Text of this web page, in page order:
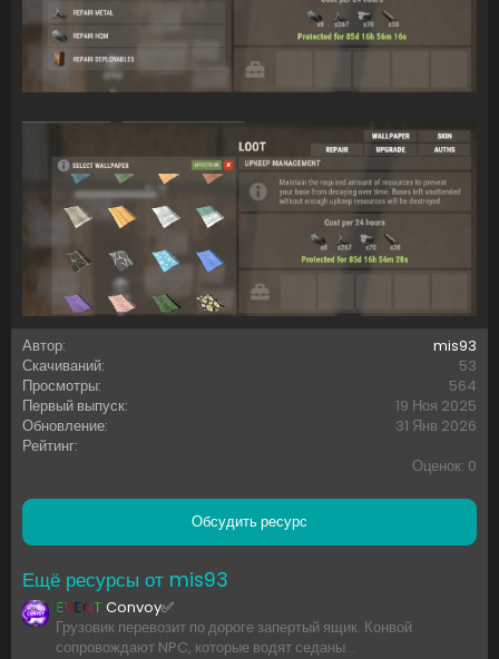
Автор
mis93
Скачиваний
53
Просмотры
564
Первый выпуск
19 Ноя 2025
Обновление
31 Янв 2026
Рейтинг
з
ё
Оценок: 0
Обсудить ресурс
Ещё ресурсы от mis93
EVENT Convoy✅
Грузовик перевозит по дороге запертый ящик. Конвой
сопровождают NPC, которые водят седаны...